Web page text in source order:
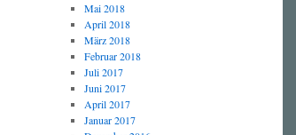
Mai 2018
April 2018
März 2018
Februar 2018
Juli 2017
Juni 2017
April 2017
Januar 2017